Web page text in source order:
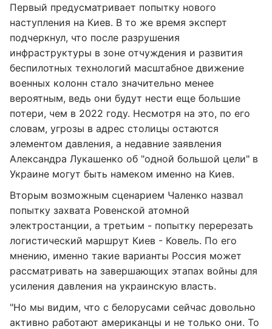
Первый предусматривает попытку нового
наступления на Киев. В то же время эксперт
подчеркнул, что после разрушения
инфраструктуры в зоне отчуждения и развития
беспилотных технологий масштабное движение
военных колонн стало значительно менее
вероятным, ведь они будут нести еще большие
потери, чем в 2022 году. Несмотря на это, по его
словам, угрозы в адрес столицы остаются
элементом давления, а недавние заявления
Александра Лукашенко об "одной большой цели" в
Украине могут быть намеком именно на Киев.
Вторым возможным сценарием Чаленко назвал
попытку захвата Ровенской атомной
электростанции, а третьим - попытку перерезать
логистический маршрут Киев - Ковель. По его
мнению, именно такие варианты Россия может
рассматривать на завершающих этапах войны для
усиления давления на украинскую власть.
"Но мы видим, что с белорусами сейчас довольно
активно работают американцы и не только они. То